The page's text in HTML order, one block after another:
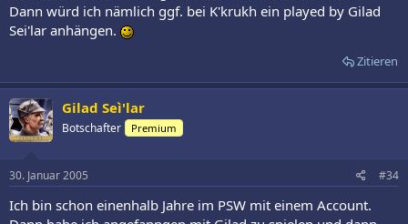
Dann würd ich nämlich ggf. bei K'krukh ein played by Gilad
Sei'lar anhängen.
Zitieren
Gilad Seì'lar
Botschafter Premium
30. Januar 2005 #34
Ich bin schon einenhalb Jahre im PSW mit einem Account.